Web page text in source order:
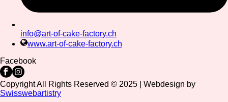
info@art-of-cake-factory.ch
www.art-of-cake-factory.ch
Facebook
Copyright All Rights Reserved © 2025 | Webdesign by
Swisswebartistry